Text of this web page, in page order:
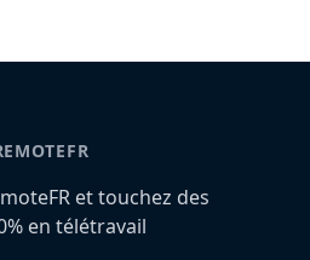
et touchez des
en télétravail